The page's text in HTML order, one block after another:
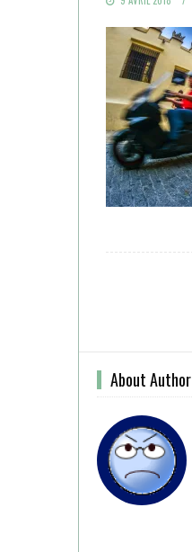
About Author